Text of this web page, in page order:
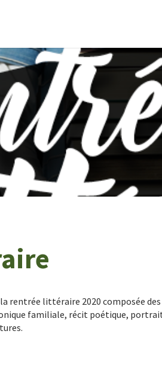
rentrée littéraire 2020 composée
familiale, récit poétique,